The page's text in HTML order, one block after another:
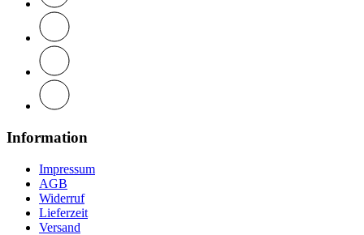
Information
Impressum
AGB
Widerruf
Lieferzeit
Versand